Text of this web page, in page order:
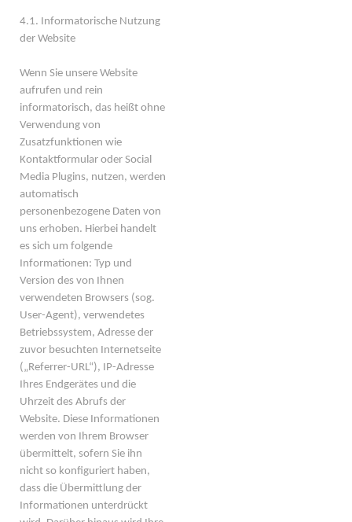
4.1. Informatorische Nutzung
der Website
Wenn Sie unsere Website
aufrufen und rein
informatorisch, das heißt ohne
Verwendung von
Zusatzfunktionen wie
Kontaktformular oder Social
Media Plugins, nutzen, werden
automatisch
personenbezogene Daten von
uns erhoben. Hierbei handelt
es sich um folgende
Informationen: Typ und
Version des von Ihnen
verwendeten Browsers (sog.
User-Agent), verwendetes
Betriebssystem, Adresse der
zuvor besuchten Internetseite
(„Referrer-URL“), IP-Adresse
Ihres Endgerätes und die
Uhrzeit des Abrufs der
Website. Diese Informationen
werden von Ihrem Browser
übermittelt, sofern Sie ihn
nicht so konfiguriert haben,
dass die Übermittlung der
Informationen unterdrückt